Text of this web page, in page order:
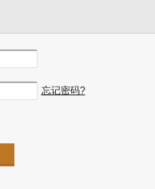
忘记密码?